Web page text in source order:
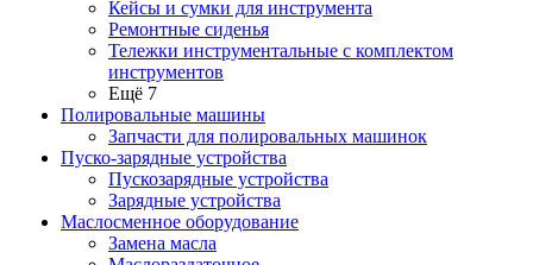
Кейсы и сумки для инструмента
Ремонтные сиденья
Тележки инструментальные с комплектом
инструментов
Ещё 7
Полировальные машины
Запчасти для полировальных машинок
Пуско-зарядные устройства
Пускозарядные устройства
Зарядные устройства
Маслосменное оборудование
Замена масла